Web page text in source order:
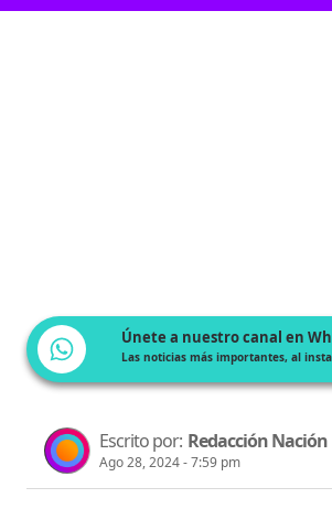
Únete a nuestro canal en
Las noticias más importantes, al
Escrito por: Redacción Nación
Ago 28, 2024 - 7:59 pm